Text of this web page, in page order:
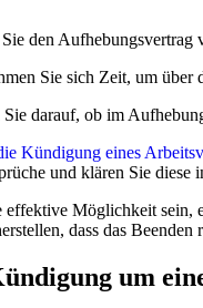
den Aufhebungsvertrag
Sie sich Zeit, um über
darauf, ob im
Kündigung eines
und klären Sie diese
Möglichkeit sein,
dass das Beenden
um